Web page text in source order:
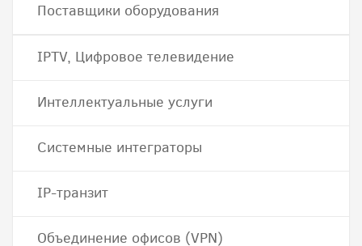
Поставщики оборудования
IPTV, Цифровое телевидение
Интеллектуальные услуги
Системные интеграторы
IP-транзит
Объединение офисов (VPN)